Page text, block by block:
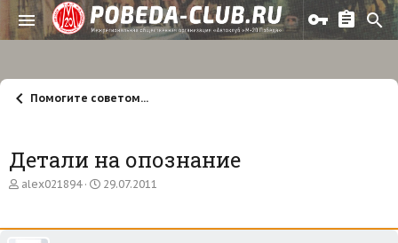
Помогите советом...
Детали на опознание
А
о
alex021894
Д
а
29.07.2011